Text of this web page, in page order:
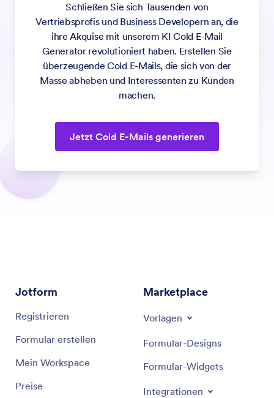
Schließen Sie sich Tausenden von
Vertriebsprofis und Business Developern an, die
ihre Akquise mit unserem KI Cold E-Mail
Generator revolutioniert haben. Erstellen Sie
überzeugende Cold E-Mails, die sich von der
Masse abheben und Interessenten zu Kunden
machen.
Jetzt Cold E-Mails generieren
Jotform
Registrieren
Formular erstellen
Mein Workspace
Preise
Marketplace
Vorlagen
Formular-Designs
Formular-Widgets
Integrationen